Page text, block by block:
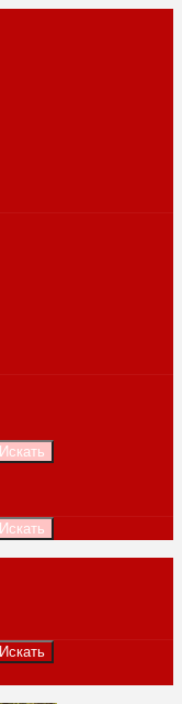
Искать
Искать
Искать